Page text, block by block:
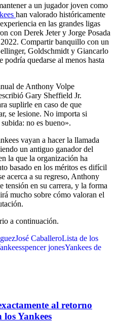
a un jugador joven como
han valorado históricamente
en las grandes ligas
con Derek Jeter y Jorge Posada
Compartir banquillo con un
Goldschmidt y Giancarlo
podría quedarse al menos hasta
de Anthony Volpe
Gary Sheffield Jr.
suplirle en caso de que
se lesione. No importa si
no es bueno».
vayan a hacer la llamada
un antiguo ganador del
la que la organización ha
basado en los méritos es difícil
acerca a su regreso, Anthony
tensión en su carrera, y la forma
mucho sobre cómo valoran el
a continuación.
José CaballeroLista de los
spencer jonesYankees de
al retorno
Yankees